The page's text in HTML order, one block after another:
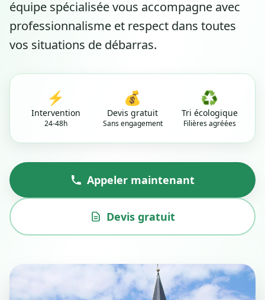
équipe spécialisée vous accompagne avec
professionnalisme et respect dans toutes
vos situations de débarras.
⚡
Intervention
24-48h
💰
Devis gratuit
Sans engagement
♻️
Tri écologique
Filières agréées
Appeler maintenant
Devis gratuit